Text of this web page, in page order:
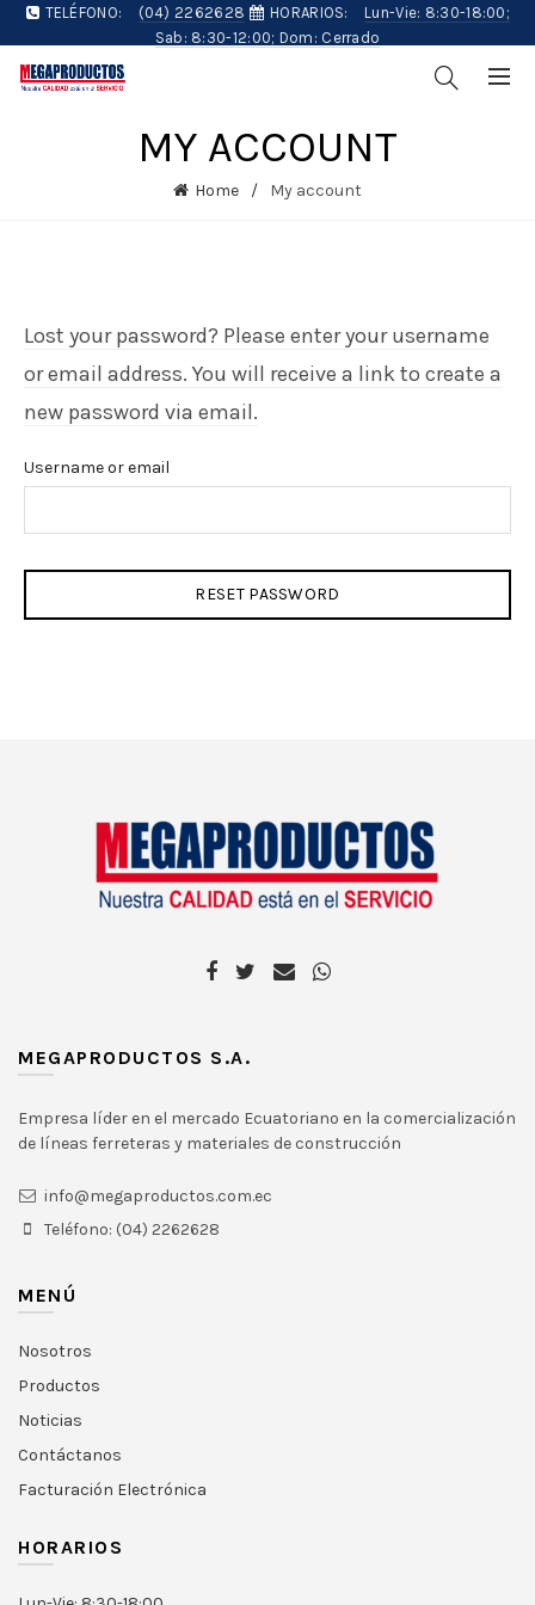
TELÉFONO: (04) 2262628 HORARIOS:
Lun-Vie: 8:30-18:00;
Sab: 8:30-12:00; Dom: Cerrado
MY ACCOUNT
Home My account
Lost your password? Please enter your username
or email address. You will receive a link to create a
new password via email.
Username or email
RESET PASSWORD
MEGAPRODUCTOS S.A.
Empresa líder en el mercado Ecuatoriano en la comercialización
de líneas ferreteras y materiales de construcción
info@megaproductos.com.ec
Teléfono: (04) 2262628
MENÚ
Nosotros
Productos
Noticias
Contáctanos
Facturación Electrónica
HORARIOS